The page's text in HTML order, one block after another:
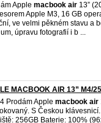
Apple macbook air 13”
Apple M3, 16 GB
ve velmi pěkném stavu a
úpravu fotografií i b ...
MACBOOK AIR 13” M4/
Prodám Apple macbook air
S Českou
256GB Baterie: 100%